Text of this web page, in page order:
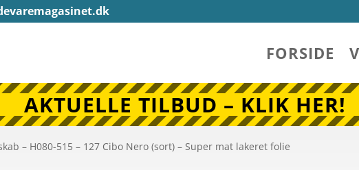
FORSIDE
AKTUELLE TILBUD – KLIK HER!
– H080-515 – 127 Cibo Nero (sort) – Super mat lakeret folie